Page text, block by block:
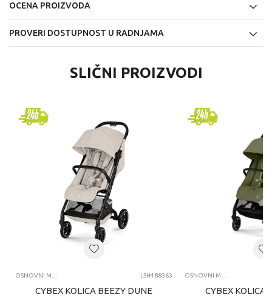
OCENA PROIZVODA
PROVERI DOSTUPNOST U RADNJAMA
SLIČNI PROIZVODI
LSH488363
CYBEX KOLICA BEEZY DUNE
CYBEX KOLICA